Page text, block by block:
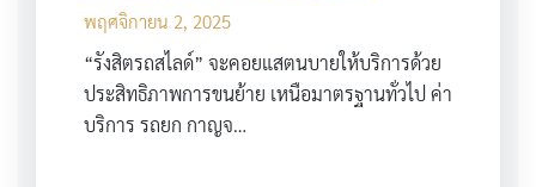
พฤศจิกายน 2, 2025
“รังสิตรถสไลด์” จะคอยแสตนบายให้บริการด้วย
ประสิทธิภาพการขนย้าย เหนือมาตรฐานทั่วไป ค่า
บริการ รถยก กาญจ…